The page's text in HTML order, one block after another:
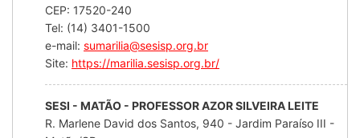
CEP: 17520-240
Tel: (14) 3401-1500
e-mail: sumarilia@sesisp.org.br
Site: https://marilia.sesisp.org.br/
SESI - MATÃO - PROFESSOR AZOR SILVEIRA LEITE
R. Marlene David dos Santos, 940 - Jardim Paraíso III -